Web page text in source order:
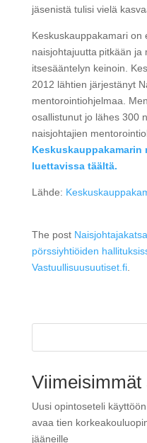
jäsenistä tulisi vielä
Keskuskauppakamari on
naisjohtajuutta pitkään ja
itsesääntelyn keinoin.
2012 lähtien järjestänyt
mentorointiohjelmaa.
osallistunut jo lähes 300
naisjohtajien
luettavissa täältä.
Lähde:
The post
pörssiyhtiöiden
Vastuullisuusuutiset.fi.
Viimeisimmät
Uusi opintoseteli
avaa tien
jääneille